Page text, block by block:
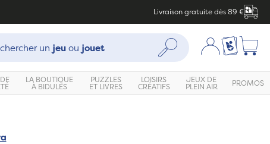
Livraison gratuite dès 89 €
:
un jeuou jouet Rechercher Mon compte
Ma liste
LA BOUTIQUE
À BIDULES
PUZZLES
ET LIVRES
LOISIRS
CRÉATIFS
JEUX DE
PLEIN AIR PROMOS